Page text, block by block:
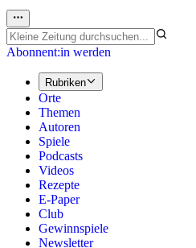
Abonnent:in werden
Rubriken
Orte
Themen
Autoren
Spiele
Podcasts
Videos
Rezepte
E-Paper
Club
Gewinnspiele
Newsletter